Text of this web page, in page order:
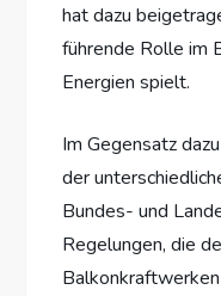
hat dazu
führende Rolle im
Energien spielt.
Im Gegensatz
der
Bundes- und
Regelungen, die